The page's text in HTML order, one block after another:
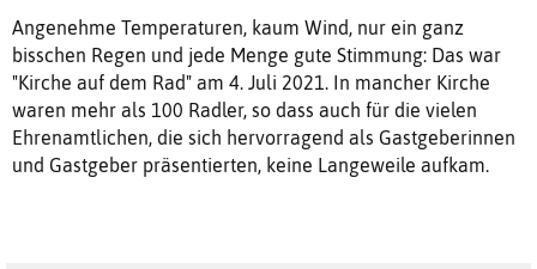
Angenehme Temperaturen, kaum Wind, nur ein ganz
bisschen Regen und jede Menge gute Stimmung: Das war
"Kirche auf dem Rad" am 4. Juli 2021. In mancher Kirche
waren mehr als 100 Radler, so dass auch für die vielen
Ehrenamtlichen, die sich hervorragend als Gastgeberinnen
und Gastgeber präsentierten, keine Langeweile aufkam.